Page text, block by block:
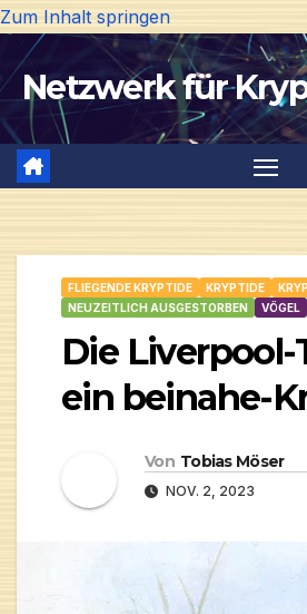
Zum Inhalt springen
Netzwerk für
FLIEGENDE KRYPTIDE KRYPTIDE
NEUZEITLICH AUSGESTORBEN
VÖGEL
Die Liverpool-
ein beinahe-
Von Tobias Möser
NOV. 2, 2023